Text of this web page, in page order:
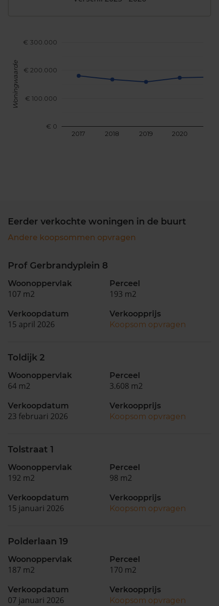
2017 2018 2019 2020
€ 0
€ 100.000
€ 200.000
€ 300.000
Woningwaarde
Eerder verkochte woningen in de buurt
Andere koopsommen opvragen
Prof Gerbrandyplein 8
Woonoppervlak
107 m2
Perceel
193 m2
Verkoopdatum
15 april 2026
Verkoopprijs
Koopsom opvragen
Toldijk 2
Woonoppervlak
64 m2
Perceel
3.608 m2
Verkoopdatum
23 februari 2026
Verkoopprijs
Koopsom opvragen
Tolstraat 1
Woonoppervlak
192 m2
Perceel
98 m2
Verkoopdatum
15 januari 2026
Verkoopprijs
Koopsom opvragen
Polderlaan 19
Woonoppervlak
187 m2
Perceel
170 m2
Verkoopdatum
07 januari 2026
Verkoopprijs
Koopsom opvragen